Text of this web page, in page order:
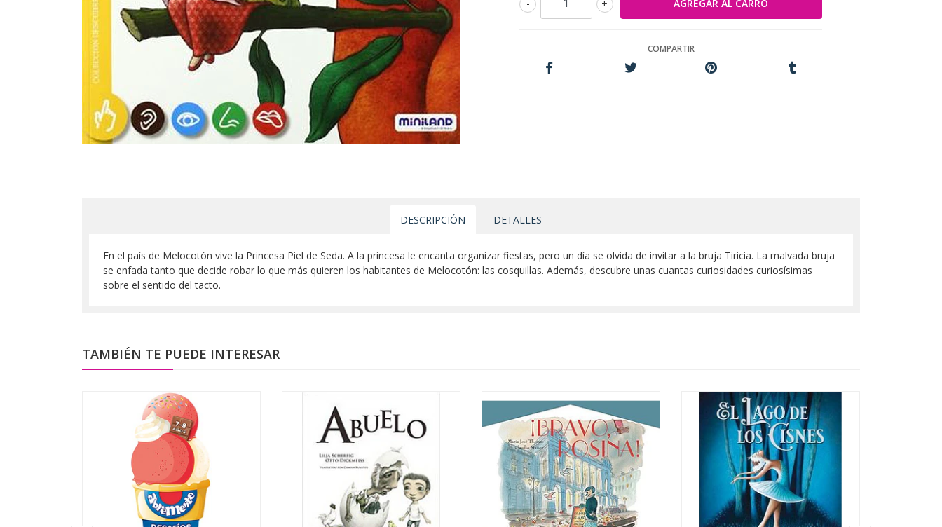
+
-
COMPARTIR
DESCRIPCIÓN DETALLES
En el país de Melocotón vive la Princesa Piel de Seda. A la princesa le encanta organizar fiestas, pero un día se olvida de invitar a la bruja Tiricia. La malvada bruja
se enfada tanto que decide robar lo que más quieren los habitantes de Melocotón: las cosquillas. Además, descubre unas cuantas curiosidades curiosísimas
sobre el sentido del tacto.
TAMBIÉN TE PUEDE INTERESAR